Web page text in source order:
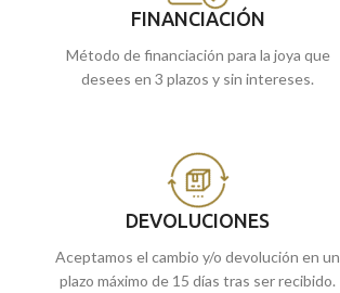
online y te la llevamos a casa.
FINANCIACIÓN
Método de financiación para la joya que
desees en 3 plazos y sin intereses.
DEVOLUCIONES
Aceptamos el cambio y/o devolución en un
plazo máximo de 15 días tras ser recibido.